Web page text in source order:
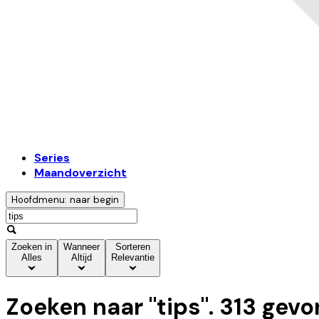
Series
Maandoverzicht
Hoofdmenu: naar begin
Zoeken in
Alles
Wanneer
Altijd
Sorteren
Relevantie
Zoeken naar "tips". 313